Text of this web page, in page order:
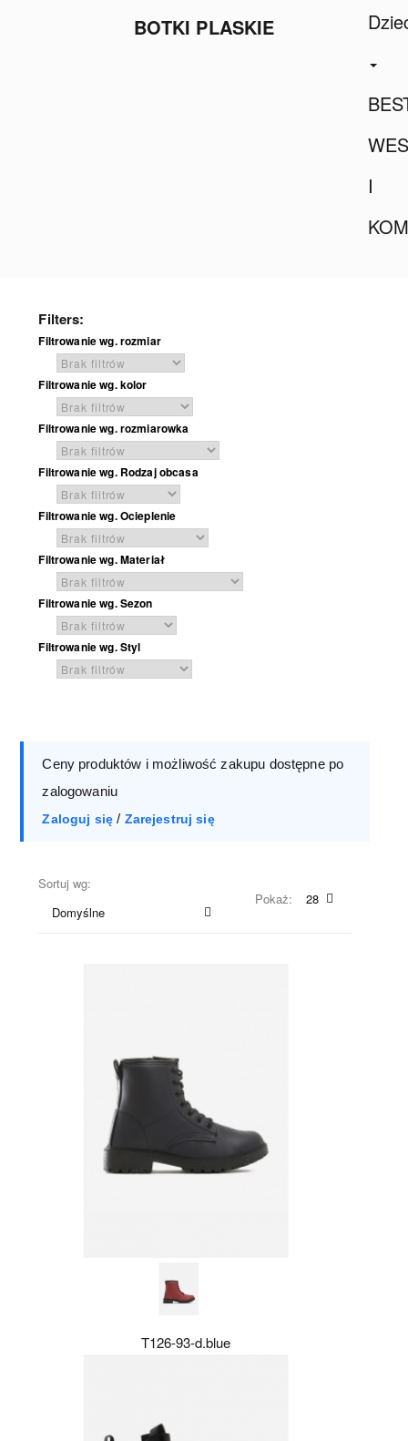
I
BOTKI PLASKIE
Filters:
Filtrowanie wg. rozmiar
Filtrowanie wg. kolor
Filtrowanie wg. rozmiarowka
Filtrowanie wg. Rodzaj obcasa
Filtrowanie wg. Ocieplenie
Filtrowanie wg. Materiał
Filtrowanie wg. Sezon
Filtrowanie wg. Styl
Ceny produktów i możliwość zakupu dostępne po
zalogowaniu
Zaloguj się / Zarejestruj się
Sortuj wg:
Domyślne
Pokaż: 28
T126-93-d.blue